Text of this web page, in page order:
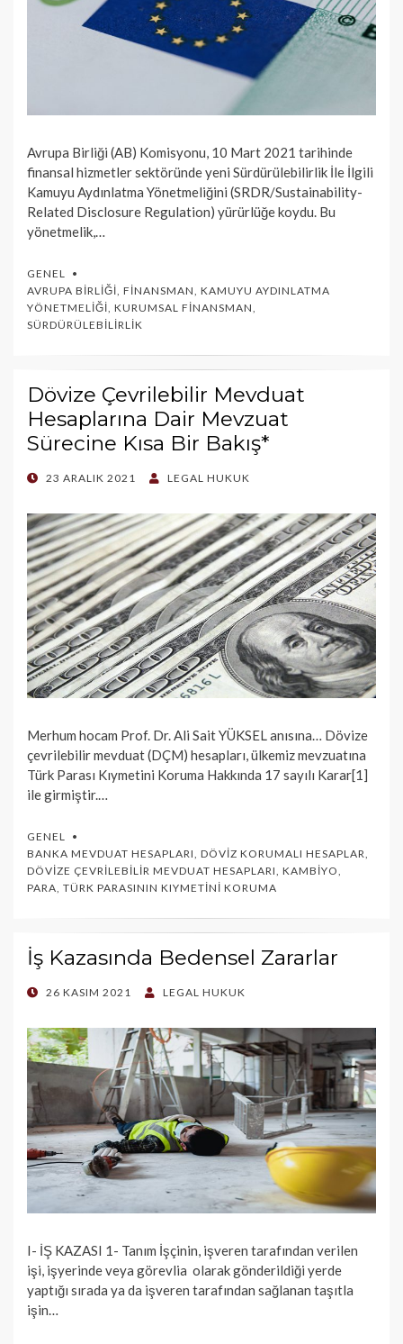
Avrupa Birliği (AB) Komisyonu, 10 Mart 2021 tarihinde
finansal hizmetler sektöründe yeni Sürdürülebilirlik İle İlgili
Kamuyu Aydınlatma Yönetmeliğini (SRDR/Sustainability-
Related Disclosure Regulation) yürürlüğe koydu. Bu
yönetmelik,…
GENEL
AVRUPA BIRLIĞI FINANSMAN KAMUYU AYDINLATMA
YÖNETMELIĞI KURUMSAL FINANSMAN
SÜRDÜRÜLEBILIRLIK
Dövize Çevrilebilir Mevduat
Hesaplarına Dair Mevzuat
Sürecine Kısa Bir Bakış*
POSTED
23 ARALIK 2021 LEGAL HUKUK
Merhum hocam Prof. Dr. Ali Sait YÜKSEL anısına… Dövize
çevrilebilir mevduat (DÇM) hesapları, ülkemiz mevzuatına
Türk Parası Kıymetini Koruma Hakkında 17 sayılı Karar[1]
ile girmiştir.…
GENEL
BANKA MEVDUAT HESAPLARI, DÖVIZ KORUMALI HESAPLAR,
DÖVIZE ÇEVRILEBILIR MEVDUAT HESAPLARI, KAMBIYO,
PARA, TÜRK PARASININ KIYMETINI KORUMA
İş Kazasında Bedensel Zararlar
POSTED
26 KASIM 2021 LEGAL HUKUK
I- İŞ KAZASI 1- Tanım İşçinin, işveren tarafından verilen
işi, işyerinde veya görevlia olarak gönderildiği yerde
yaptığı sırada ya da işveren tarafından sağlanan taşıtla
işin…